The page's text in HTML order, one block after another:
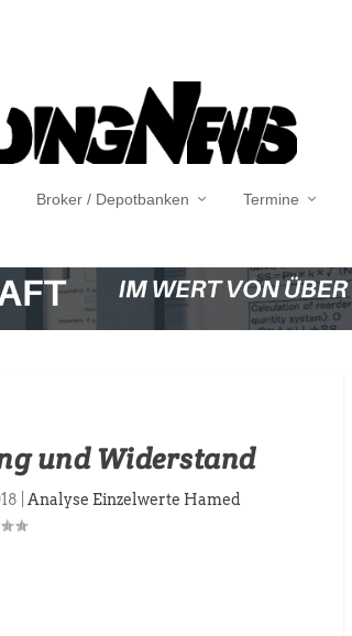
Broker / Depotbanken Termine
und Widerstand
Analyse Einzelwerte Hamed